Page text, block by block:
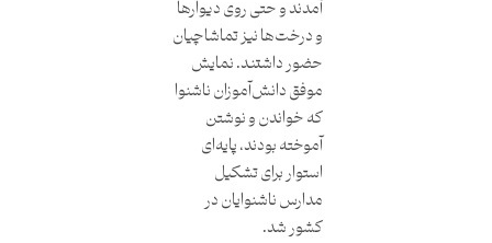
آمدند و حتی روی دیوارها
و درخت‌ها نیز تماشاچیان
حضور داشتند. نمایش
موفق دانش‌آموزان ناشنوا
که خواندن و نوشتن
آموخته بودند، پایه‌ای
استوار برای تشکیل
مدارس ناشنوایان در
کشور شد.